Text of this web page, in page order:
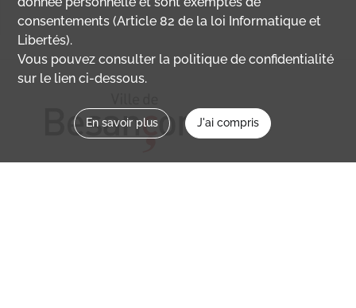
consentements (Article 82 de la loi Informatique et
Libertés).
Vous pouvez consulter la politique de confidentialité
sur le lien ci-dessous.
En savoir plus J'ai compris